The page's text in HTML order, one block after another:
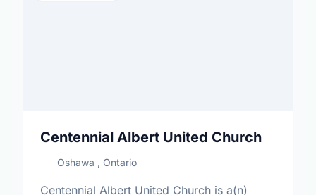
Centennial Albert United Church
Oshawa , Ontario
Centennial Albert United Church is a(n)